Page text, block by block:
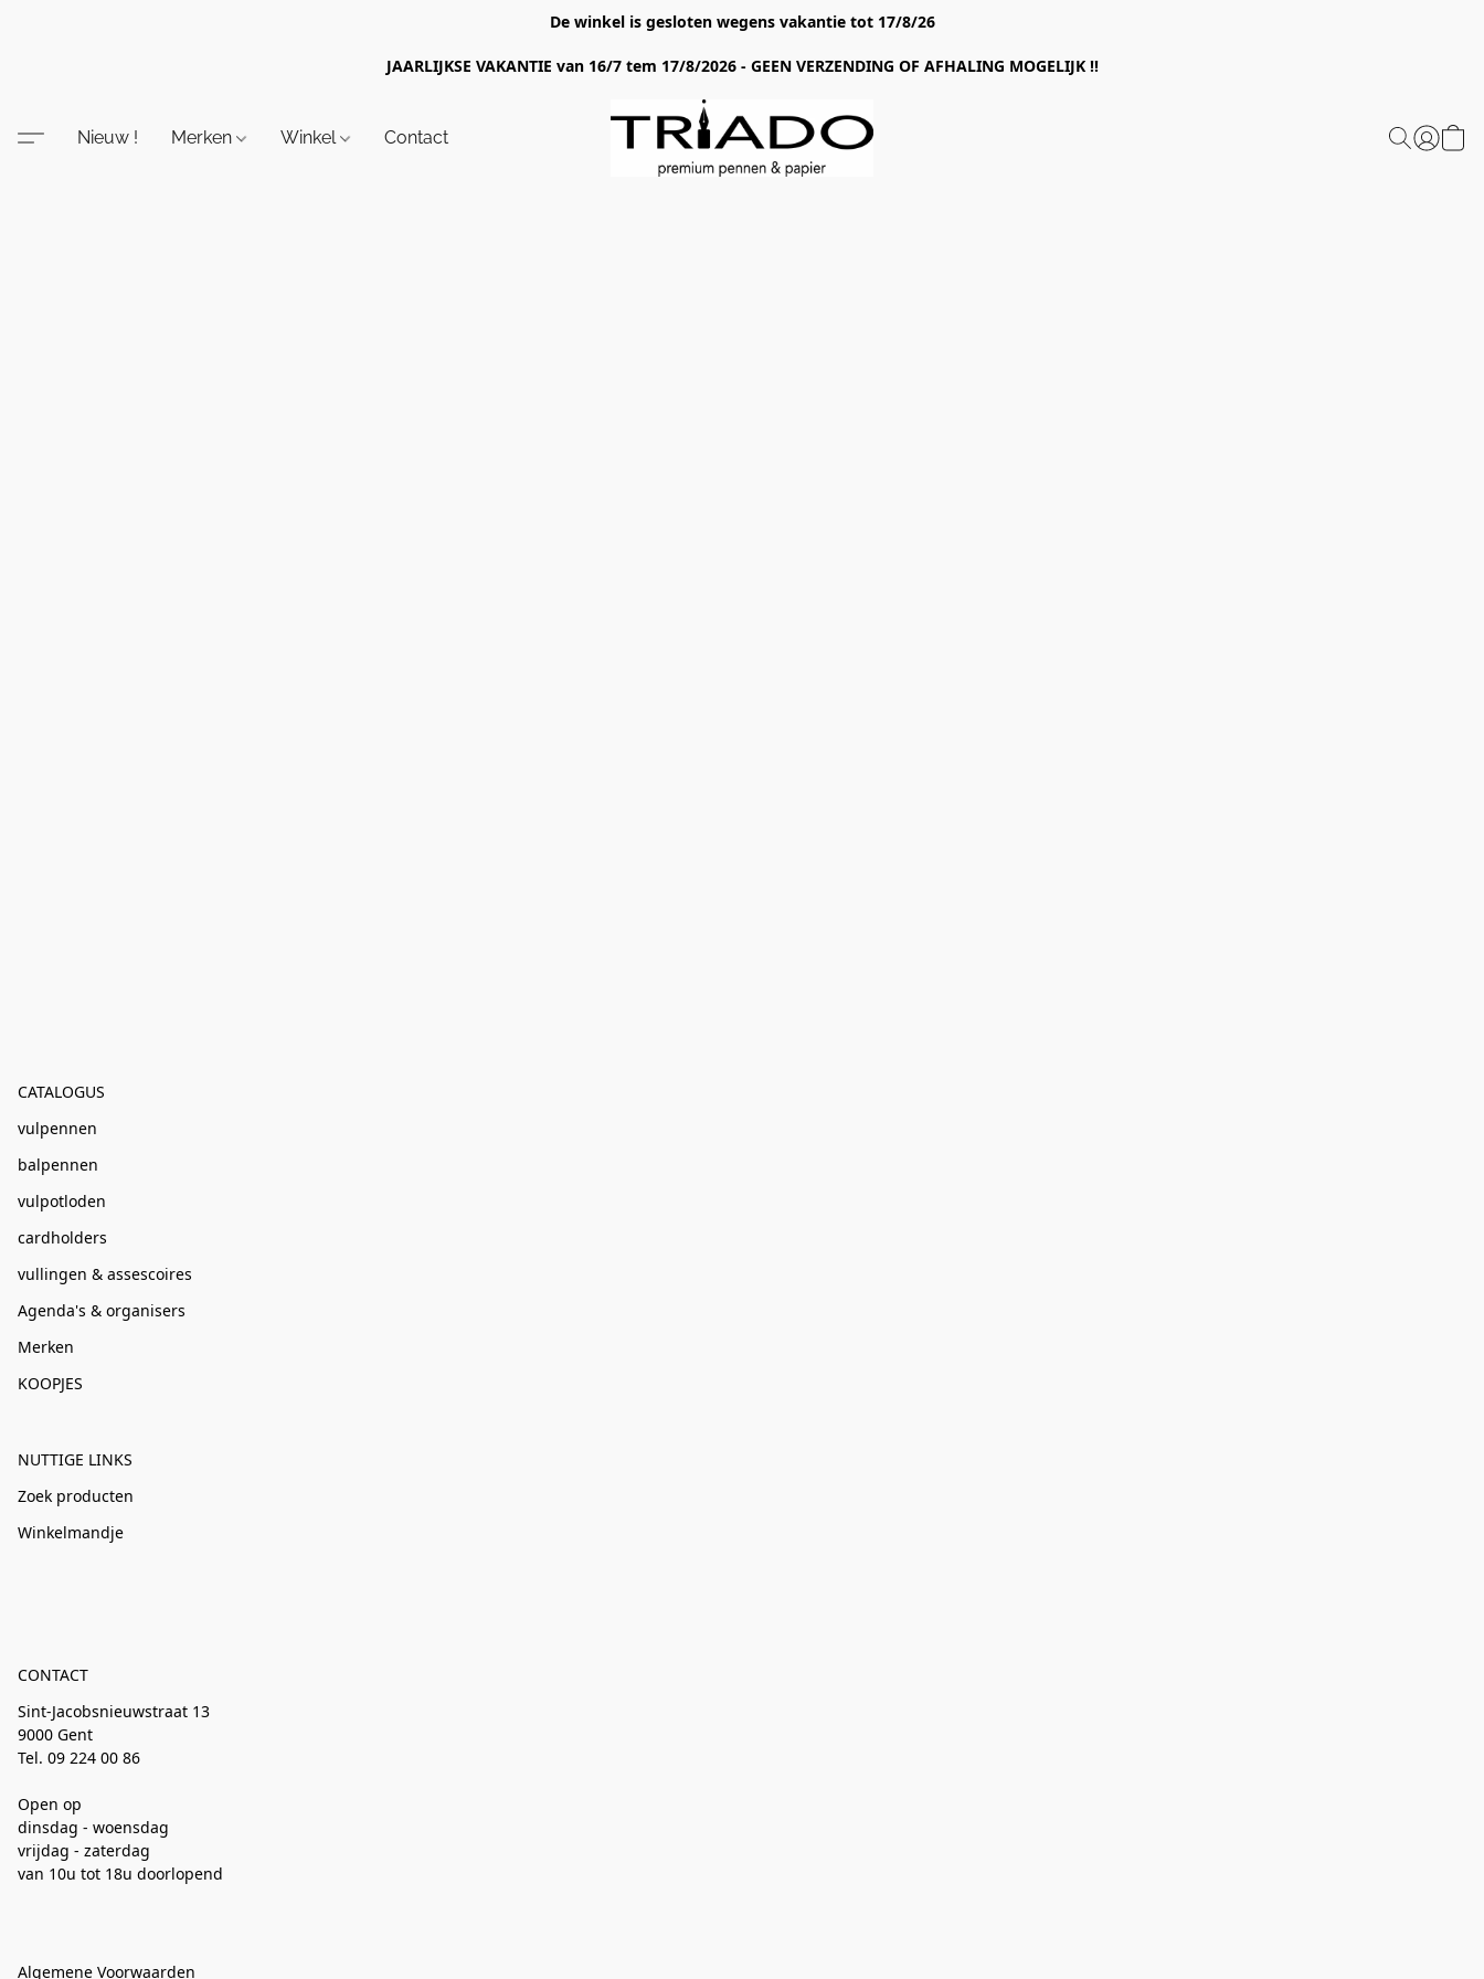
De winkel is gesloten wegens vakantie tot 17/8/26
JAARLIJKSE VAKANTIE van 16/7 tem 17/8/2026 - GEEN VERZENDING OF AFHALING MOGELIJK !!
Nieuw ! Merken Winkel Contact
CATALOGUS
vulpennen
balpennen
vulpotloden
cardholders
vullingen & assescoires
Agenda's & organisers
Merken
KOOPJES
NUTTIGE LINKS
Zoek producten
Winkelmandje
CONTACT
Sint-Jacobsnieuwstraat 13
9000 Gent
Tel. 09 224 00 86
Open op
dinsdag - woensdag
vrijdag - zaterdag
van 10u tot 18u doorlopend
Algemene Voorwaarden